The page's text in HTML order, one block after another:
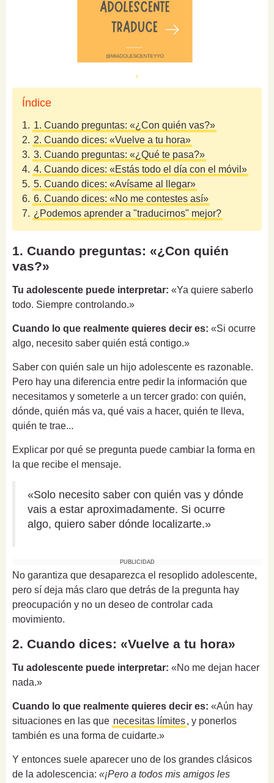
Índice
1. 1. Cuando preguntas: «¿Con quién vas?»
2. 2. Cuando dices: «Vuelve a tu hora»
3. 3. Cuando preguntas: «¿Qué te pasa?»
4. 4. Cuando dices: «Estás todo el día con el móvil»
5. 5. Cuando dices: «Avísame al llegar»
6. 6. Cuando dices: «No me contestes así»
7. ¿Podemos aprender a "traducirnos" mejor?
1. Cuando preguntas: «¿Con quién
vas?»
Tu adolescente puede interpretar: «Ya quiere saberlo
todo. Siempre controlando.»
Cuando lo que realmente quieres decir es: «Si ocurre
algo, necesito saber quién está contigo.»
Saber con quién sale un hijo adolescente es razonable.
Pero hay una diferencia entre pedir la información que
necesitamos y someterle a un tercer grado: con quién,
dónde, quién más va, qué vais a hacer, quién te lleva,
quién te trae...
Explicar por qué se pregunta puede cambiar la forma en
la que recibe el mensaje.
«Solo necesito saber con quién vas y dónde
vais a estar aproximadamente. Si ocurre
algo, quiero saber dónde localizarte.»
PUBLICIDAD
No garantiza que desaparezca el resoplido adolescente,
pero sí deja más claro que detrás de la pregunta hay
preocupación y no un deseo de controlar cada
movimiento.
2. Cuando dices: «Vuelve a tu hora»
Tu adolescente puede interpretar: «No me dejan hacer
nada.»
Cuando lo que realmente quieres decir es: «Aún hay
situaciones en las que necesitas límites, y ponerlos
también es una forma de cuidarte.»
Y entonces suele aparecer uno de los grandes clásicos
de la adolescencia: «¡Pero a todos mis amigos les